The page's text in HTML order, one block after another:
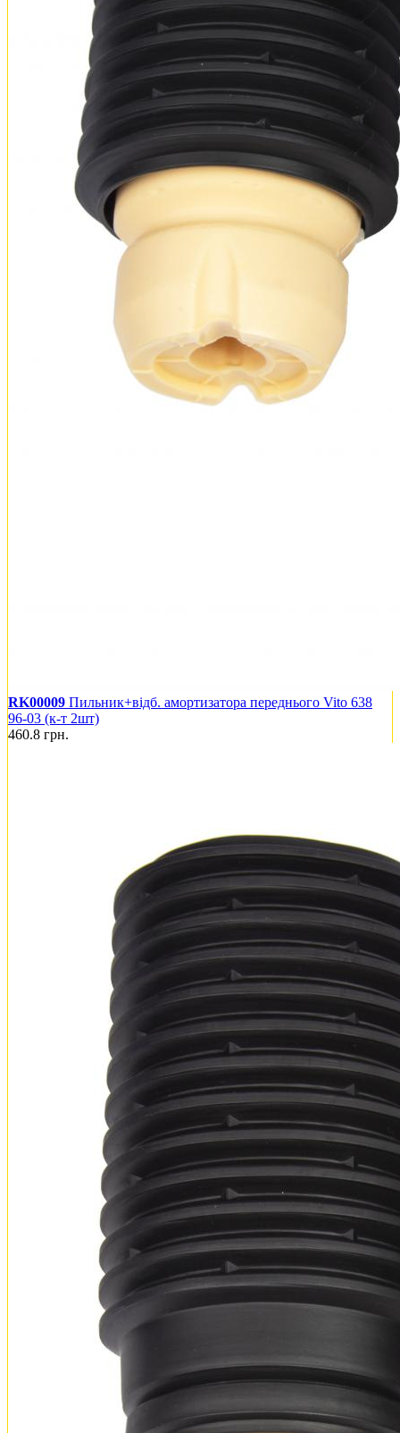
RK00009 Пильник+відб. амортизатора переднього Vito 638
96-03 (к-т 2шт)
460.8 грн.